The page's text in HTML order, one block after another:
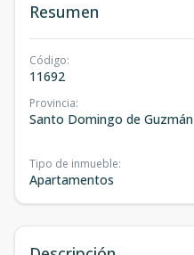
Resumen
Código:
11692
Provincia:
Santo Domingo de Guzmán
Tipo de inmueble:
Apartamentos